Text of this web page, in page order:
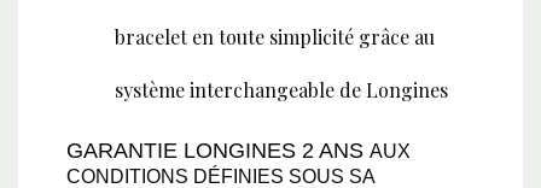
bracelet en toute simplicité grâce au
système interchangeable de Longines
GARANTIE LONGINES 2 ANS AUX
CONDITIONS DÉFINIES SOUS SA